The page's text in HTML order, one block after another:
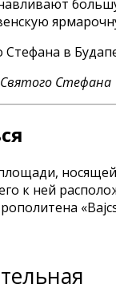
Стефана
к ней